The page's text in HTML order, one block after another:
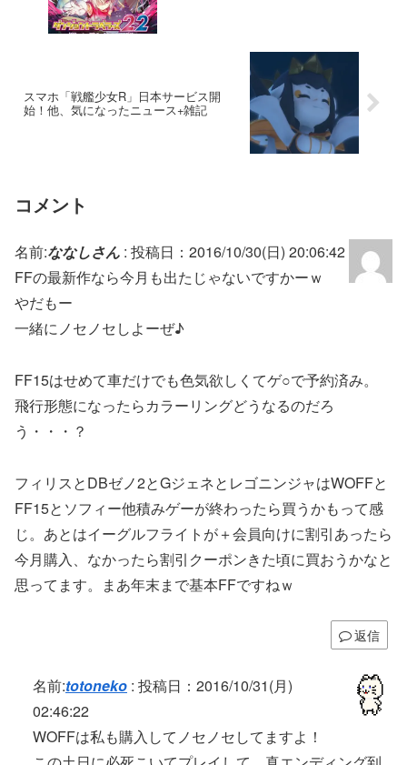
スマホ「戦艦少女R」日本サービス開
始！他、気になったニュース+雑記
コメント
名前:ななしさん : 投稿日：2016/10/30(日) 20:06:42
FFの最新作なら今月も出たじゃないですかーｗ
やだもー
一緒にノセノセしよーぜ♪
FF15はせめて車だけでも色気欲しくてゲ○で予約済み。
飛行形態になったらカラーリングどうなるのだろ
う・・・？
フィリスとDBゼノ2とGジェネとレゴニンジャはWOFFと
FF15とソフィー他積みゲーが終わったら買うかもって感
じ。あとはイーグルフライトが＋会員向けに割引あったら
今月購入、なかったら割引クーポンきた頃に買おうかなと
思ってます。まあ年末まで基本FFですねｗ
返信
名前:totoneko : 投稿日：2016/10/31(月)
02:46:22
WOFFは私も購入してノセノセしてますよ！